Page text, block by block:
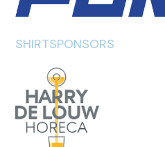
SHIRTSPONSORS